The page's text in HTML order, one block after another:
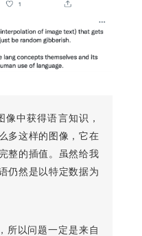
中获得语言知识，
多这样的图像，它在
整的插值。虽然给我
仍然是以特定数据为
所以问题一定是来自